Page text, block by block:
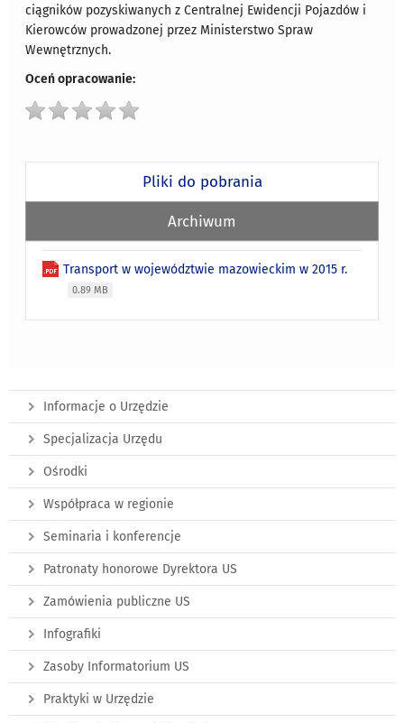
ciągników pozyskiwanych z Centralnej Ewidencji Pojazdów i
Kierowców prowadzonej przez Ministerstwo Spraw
Wewnętrznych.
Oceń opracowanie:
Pliki do pobrania
Archiwum
Transport w województwie mazowieckim w 2015 r.
0.89 MB
Informacje o Urzędzie
Specjalizacja Urzędu
Ośrodki
Współpraca w regionie
Seminaria i konferencje
Patronaty honorowe Dyrektora US
Zamówienia publiczne US
Infografiki
Zasoby Informatorium US
Praktyki w Urzędzie